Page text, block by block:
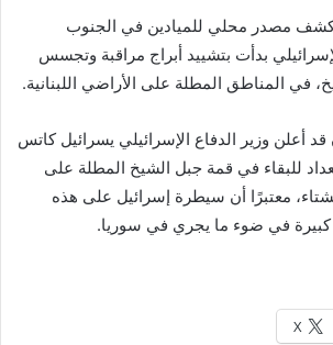
كشف مصدر محلي للميادين في الجنوب
بدأت بتشييد أبراج مراقبة وتجسس
في المناطق المطلة على الأراضي اللبنانية.
أعلن وزير الدفاع الإسرائيلي يسرائيل كاتس
للبقاء في قمة جبل الشيخ المطلة على
معتبرًا أن سيطرة إسرائيل على هذه
كبيرة في ضوء ما يجري في سوريا.
X